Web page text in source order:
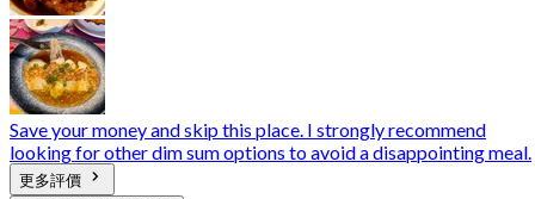
Save your money and skip this place. I strongly recommend
looking for other dim sum options to avoid a disappointing meal.
更多評價